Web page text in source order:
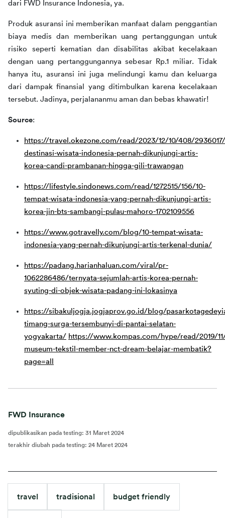
dari FWD Insurance Indonesia, ya.
Produk asuransi ini memberikan manfaat dalam penggantian
biaya medis dan memberikan uang pertanggungan untuk
risiko seperti kematian dan disabilitas akibat kecelakaan
dengan uang pertanggungannya sebesar Rp.1 miliar. Tidak
hanya itu, asuransi ini juga melindungi kamu dan keluarga
dari dampak finansial yang ditimbulkan karena kecelakaan
tersebut. Jadinya, perjalananmu aman dan bebas khawatir!
Source:
https://travel.okezone.com/read/2023/12/10/408/
destinasi-wisata-indonesia-pernah-dikunjungi-artis-
korea-candi-prambanan-hingga-gili-trawangan
https://lifestyle.sindonews.com/read/1272515/156/10-
tempat-wisata-indonesia-yang-pernah-dikunjungi-artis-
korea-jin-bts-sambangi-pulau-mahoro-1702109556
https://www.gotravelly.com/blog/10-tempat-wisata-
indonesia-yang-pernah-dikunjungi-artis-terkenal-dunia/
https://padang.harianhaluan.com/viral/pr-
1062286486/ternyata-sejumlah-artis-korea-pernah-
syuting-di-objek-wisata-padang-ini-lokasinya
https://sibakuljogja.jogjaprov.go.id/blog/
timang-surga-tersembunyi-di-pantai-selatan-
yogyakarta/ https://www.kompas.com/hype/read/2019/
museum-tekstil-member-nct-dream-belajar-membatik?
page=all
FWD Insurance
dipublikasikan pada testing: 31 Maret 2024
terakhir diubah pada testing: 24 Maret 2024
travel tradisional budget friendly